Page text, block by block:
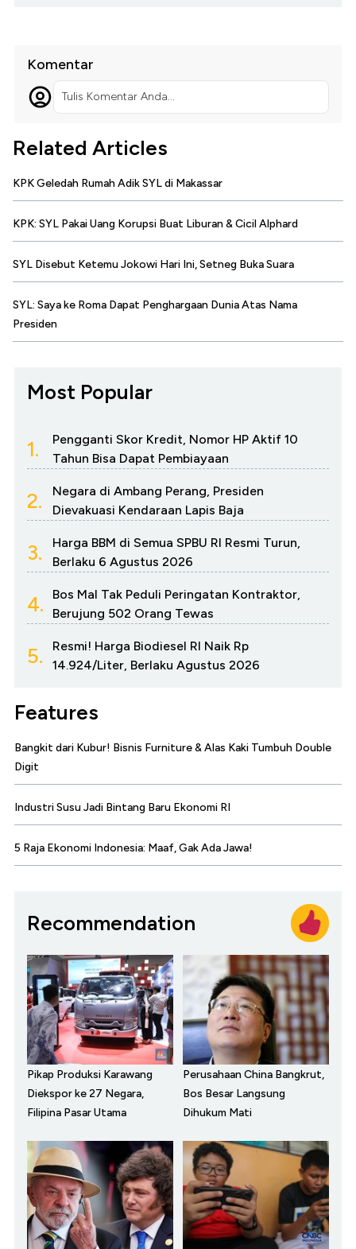
Komentar
Tulis Komentar Anda...
Related Articles
KPK Geledah Rumah Adik SYL di Makassar
KPK: SYL Pakai Uang Korupsi Buat Liburan & Cicil Alphard
SYL Disebut Ketemu Jokowi Hari Ini, Setneg Buka Suara
SYL: Saya ke Roma Dapat Penghargaan Dunia Atas Nama
Presiden
Most Popular
1.
Pengganti Skor Kredit, Nomor HP Aktif 10
Tahun Bisa Dapat Pembiayaan
2.
Negara di Ambang Perang, Presiden
Dievakuasi Kendaraan Lapis Baja
3.
Harga BBM di Semua SPBU RI Resmi Turun,
Berlaku 6 Agustus 2026
4.
Bos Mal Tak Peduli Peringatan Kontraktor,
Berujung 502 Orang Tewas
5.
Resmi! Harga Biodiesel RI Naik Rp
14.924/Liter, Berlaku Agustus 2026
Features
Bangkit dari Kubur! Bisnis Furniture & Alas Kaki Tumbuh Double
Digit
Industri Susu Jadi Bintang Baru Ekonomi RI
5 Raja Ekonomi Indonesia: Maaf, Gak Ada Jawa!
Recommendation
Pikap Produksi Karawang
Diekspor ke 27 Negara,
Filipina Pasar Utama
Perusahaan China Bangkrut,
Bos Besar Langsung
Dihukum Mati